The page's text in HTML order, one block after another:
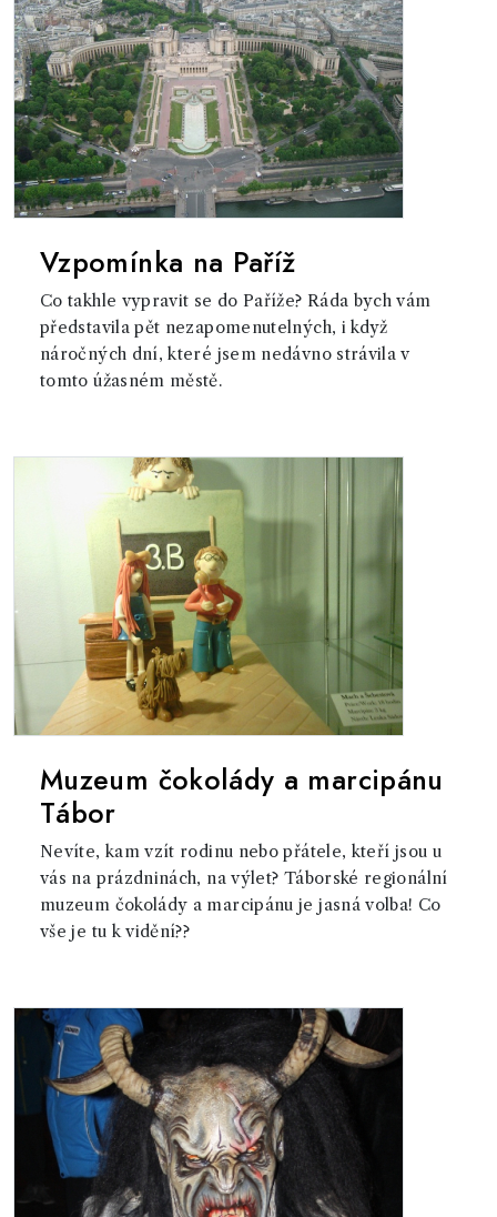
Vzpomínka na Paříž
Co takhle vypravit se do Paříže? Ráda bych vám
představila pět nezapomenutelných, i když
náročných dní, které jsem nedávno strávila v
tomto úžasném městě.
Muzeum čokolády a marcipánu
Tábor
Nevíte, kam vzít rodinu nebo přátele, kteří jsou u
vás na prázdninách, na výlet? Táborské regionální
muzeum čokolády a marcipánu je jasná volba! Co
vše je tu k vidění??